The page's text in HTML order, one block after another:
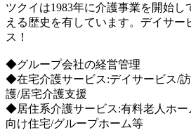
ツクイは1983年に介護事業を開始し
える歴史を有しています。デイサー
ス！
◆グループ会社の経営管理
◆在宅介護サービス:デイサービス/
護/居宅介護支援
◆居住系介護サービス:有料老人ホー
向け住宅/グループホーム等